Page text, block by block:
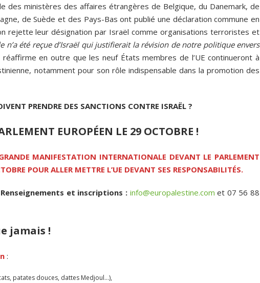
des ministères des affaires étrangères de Belgique, du Danemark, de
de Suède et des Pays-Bas ont publié une déclaration commune en
rejette leur désignation par Israël comme organisations terroristes et
été reçue d’Israël qui justifierait la révision de notre politique envers
réaffirme en outre que les neuf États membres de l’UE continueront à
notamment pour son rôle indispensable dans la promotion des
PRENDRE DES SANCTIONS CONTRE ISRAËL ?
EUROPÉEN LE 29 OCTOBRE !
MANIFESTATION INTERNATIONALE DEVANT LE PARLEMENT
POUR ALLER METTRE L’UE DEVANT SES RESPONSABILITÉS.
et inscriptions : info@europalestine.com et 07 56 88
jamais !
:
patates douces, dattes Medjoul…),